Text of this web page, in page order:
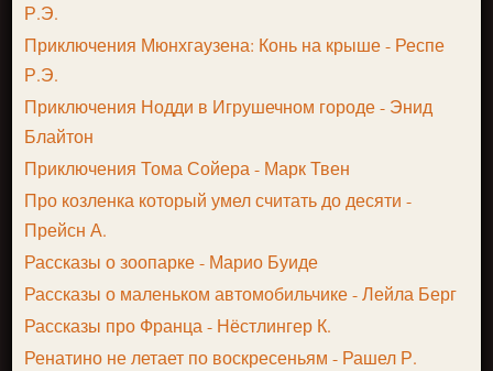
Р.Э.
Приключения Мюнхгаузена: Конь на крыше - Респе
Р.Э.
Приключения Нодди в Игрушечном городе - Энид
Блайтон
Приключения Тома Сойера - Марк Твен
Про козленка который умел считать до десяти -
Прейсн А.
Рассказы о зоопарке - Марио Буиде
Рассказы о маленьком автомобильчике - Лейла Берг
Рассказы про Франца - Нёстлингер К.
Ренатино не летает по воскресеньям - Рашел Р.